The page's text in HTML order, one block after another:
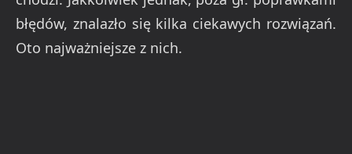
błędów, znalazło się kilka ciekawych rozwiązań.
Oto najważniejsze z nich.